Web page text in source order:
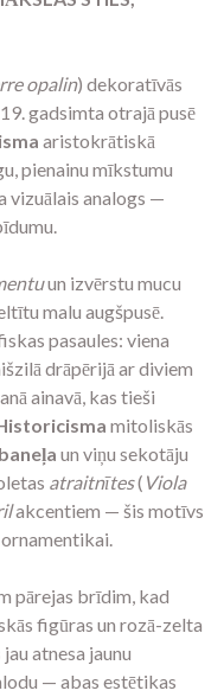
opalin) dekoratīvās
gadsimta otrajā pusē
aristokrātiskā
pienainu mīkstumu
vizuālais analogs —
un izvērstu mucu
malu augšpusē.
pasaules: viena
drāpērijā ar diviem
ainavā, kas tieši
mitoliskās
un viņu sekotāju
atraitnītes( Viola
akcentiem — šis motīvs
pārejas brīdim, kad
figūras un rozā-zelta
jau atnesa jaunu
— abas estētikas